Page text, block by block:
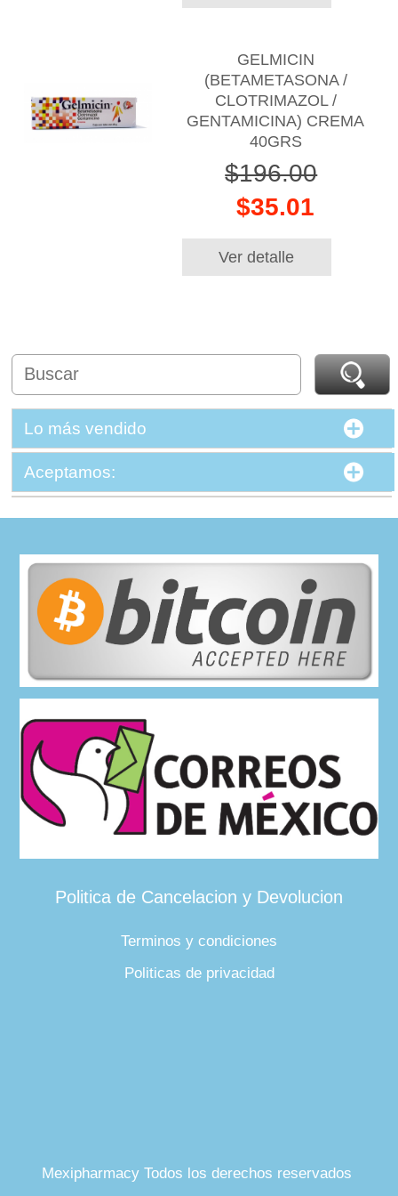
GELMICIN
(BETAMETASONA /
CLOTRIMAZOL /
GENTAMICINA) CREMA
40GRS
$196.00
$35.01
Ver detalle
Lo más vendido
Aceptamos:
Politica de Cancelacion y Devolucion
Terminos y condiciones
Politicas de privacidad
Mexipharmacy Todos los derechos reservados